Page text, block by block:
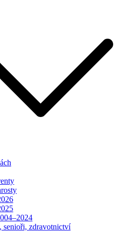
senioři, zdravotnictví